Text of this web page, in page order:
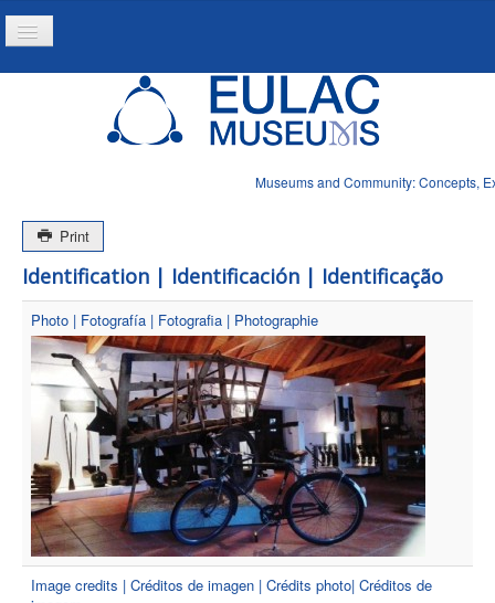
Museums and Community: Concepts,
Toggle
Navigation
Print
Identification | Identificación | Identificação
Photo | Fotografía | Fotografia | Photographie
Image credits | Créditos de imagen | Crédits photo| Créditos de